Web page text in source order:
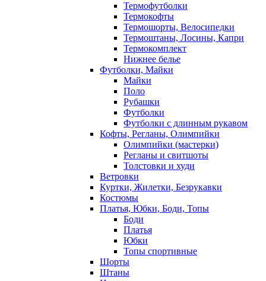
Термофутболки
Термокофты
Термошорты, Велосипедки
Термоштаны, Лосины, Капри
Термокомплект
Нижнее белье
Футболки, Майки
Майки
Поло
Рубашки
Футболки
Футболки с длинным рукавом
Кофты, Регланы, Олимпийки
Олимпийки (мастерки)
Регланы и свитшоты
Толстовки и худи
Ветровки
Куртки, Жилетки, Безрукавки
Костюмы
Платья, Юбки, Боди, Топы
Боди
Платья
Юбки
Топы спортивные
Шорты
Штаны